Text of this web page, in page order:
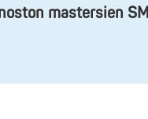
mastersien